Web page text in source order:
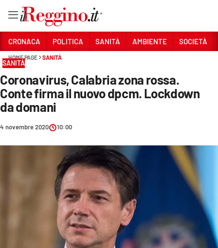
Sezioni
CRONACA
POLITICA
SANITÀ
AMBIENTE
ECONOMIA E LAVORO
CRONACA POLITICA SANITÀ AMBIENTE SOCIETÀ
HOME PAGE SANITÀ
SANITÀ
Coronavirus, Calabria zona rossa.
Conte firma il nuovo dpcm. Lockdown
da domani
4 novembre 2020 10:00